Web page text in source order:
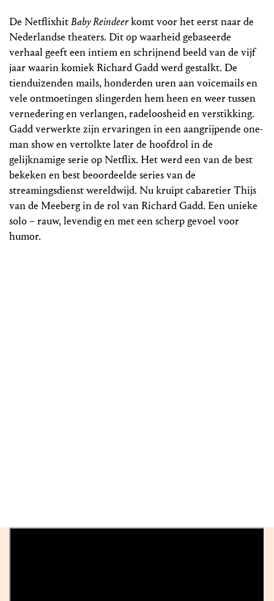
De NetflixhitBaby Reindeerkomt voor het eerst naar de
Nederlandse theaters. Dit op waarheid gebaseerde
verhaal geeft een intiem en schrijnend beeld van de vijf
jaar waarin komiek Richard Gadd werd gestalkt. De
tienduizenden mails, honderden uren aan voicemails en
vele ontmoetingen slingerden hem heen en weer tussen
vernedering en verlangen, radeloosheid en verstikking.
Gadd verwerkte zijn ervaringen in een aangrijpende one-
man show en vertolkte later de hoofdrol in de
gelijknamige serie op Netflix. Het werd een van de best
bekeken en best beoordeelde series van de
streamingsdienst wereldwijd. Nu kruipt cabaretier Thijs
van de Meeberg in de rol van Richard Gadd. Een unieke
solo – rauw, levendig en met een scherp gevoel voor
humor.